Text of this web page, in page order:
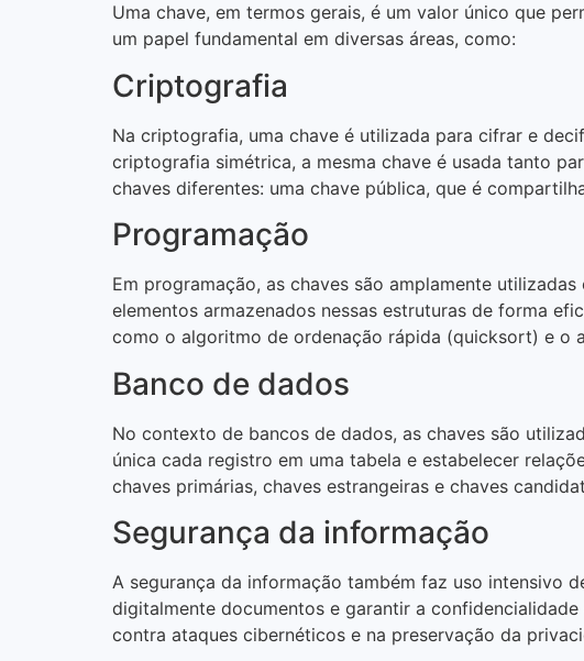
Uma chave, em termos gerais, é um valor único que
um papel fundamental em diversas áreas, como:
Criptografia
Na criptografia, uma chave é utilizada para cifrar e
criptografia simétrica, a mesma chave é usada tanto
chaves diferentes: uma chave pública, que é
Programação
Em programação, as chaves são amplamente
elementos armazenados nessas estruturas de forma
como o algoritmo de ordenação rápida (quicksort) e o
Banco de dados
No contexto de bancos de dados, as chaves são
única cada registro em uma tabela e estabelecer
chaves primárias, chaves estrangeiras e chaves
Segurança da informação
A segurança da informação também faz uso intensivo
digitalmente documentos e garantir a
contra ataques cibernéticos e na preservação da